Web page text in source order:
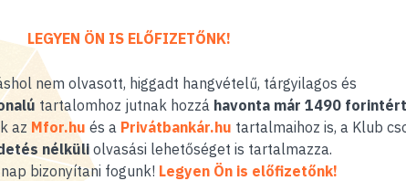
LEGYEN ÖN IS ELŐFIZETŐNK!
nem olvasott, higgadt hangvételű, tárgyilagos és
tartalomhoz jutnak hozzá havonta már 1490 forintért
az Mfor.hu és a Privátbankár.hu tartalmaihoz is, a Klub
nélküliolvasási lehetőséget is tartalmazza.
bizonyítani fogunk! Legyen Ön is előfizetőnk!